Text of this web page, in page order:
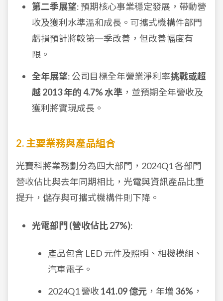
第二季展望: 預期核心事業穩定發展，帶動營
收及獲利水準溫和成長。可攜式機構件部門
虧損預計將較第一季改善，但改善幅度有
限。
全年展望: 公司目標全年營業淨利率挑戰或超
越 2013 年的 4.7% 水準 ，並預期全年營收及
獲利將實現成長。
2. 主要業務與產品組合
光寶科將業務劃分為四大部門，2024Q1 各部門
營收佔比與去年同期相比，光電與資訊產品比重
提升，儲存與可攜式機構件則下降。
光電部門 (營收佔比 27%):
產品包含 LED 元件及照明、相機模組、
汽車電子。
2024Q1 營收141.09 億元 ，年增 36% ，